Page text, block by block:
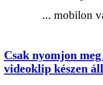
... mobilon
Csak nyomjon
videoklip készen